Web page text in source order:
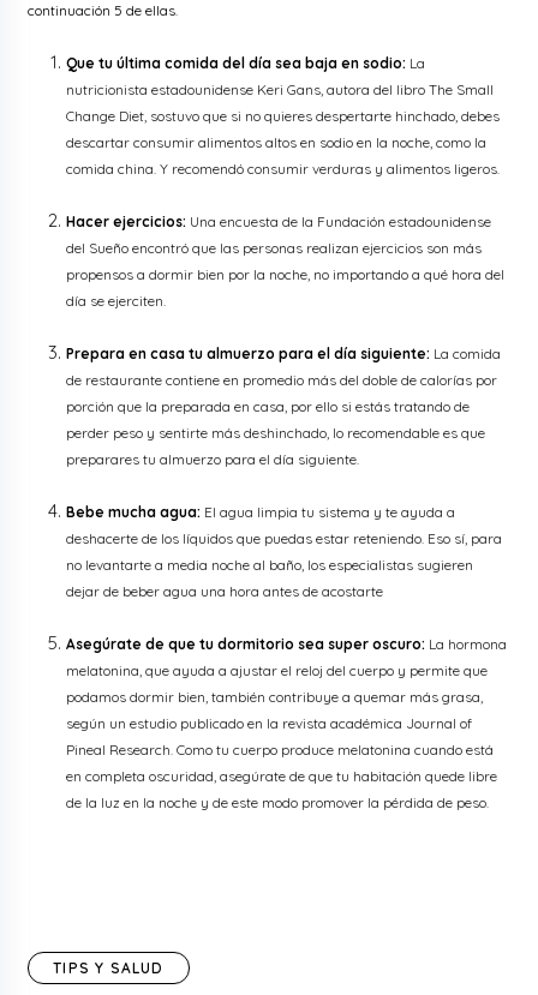
continuación 5 de ellas.
Que tu última comida del día sea baja en sodio: La
nutricionista estadounidense Keri Gans, autora del libro The Small
Change Diet, sostuvo que si no quieres despertarte hinchado, debes
descartar consumir alimentos altos en sodio en la noche, como la
comida china. Y recomendó consumir verduras y alimentos ligeros.
Hacer ejercicios: Una encuesta de la Fundación estadounidense
del Sueño encontró que las personas realizan ejercicios son más
propensos a dormir bien por la noche, no importando a qué hora del
día se ejerciten.
Prepara en casa tu almuerzo para el día siguiente: La comida
de restaurante contiene en promedio más del doble de calorías por
porción que la preparada en casa, por ello si estás tratando de
perder peso y sentirte más deshinchado, lo recomendable es que
preparares tu almuerzo para el día siguiente.
Bebe mucha agua: El agua limpia tu sistema y te ayuda a
deshacerte de los líquidos que puedas estar reteniendo. Eso sí, para
no levantarte a media noche al baño, los especialistas sugieren
dejar de beber agua una hora antes de acostarte
Asegúrate de que tu dormitorio sea super oscuro: La hormona
melatonina, que ayuda a ajustar el reloj del cuerpo y permite que
podamos dormir bien, también contribuye a quemar más grasa,
según un estudio publicado en la revista académica Journal of
Pineal Research. Como tu cuerpo produce melatonina cuando está
en completa oscuridad, asegúrate de que tu habitación quede libre
de la luz en la noche y de este modo promover la pérdida de peso.
TIPS Y SALUD